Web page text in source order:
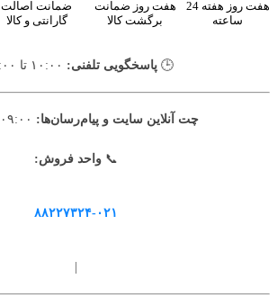
هفت روز هفته 24
ساعته
هفت روز ضمانت
برگشت کالا
ضمانت اصالت
گارانتی و کالا
🕒 پاسخگویی تلفنی:
چت آنلاین سایت و پیام‌رسان‌ها:
📞واحد فروش:
۸۸۲۲۷۳۲۴-۰۲۱